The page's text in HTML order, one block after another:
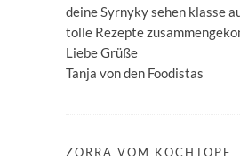
deine Syrnyky sehen klasse
tolle Rezepte
Liebe Grüße
Tanja von den Foodistas
ZORRA VOM KOCHTOPF